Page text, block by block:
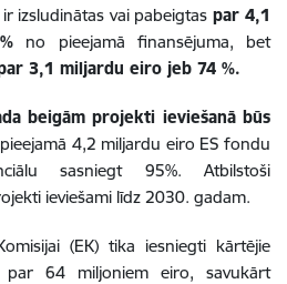
ir izsludinātas vai pabeigtas par 4,1
no pieejamā finansējuma, bet
3,1 miljardu eiro jeb 74 %.
beigām projekti ieviešanā būs
4,2 miljardu eiro ES fondu
sasniegt 95%. Atbilstoši
ieviešami līdz 2030. gadam.
(EK) tika iesniegti kārtējie
par 64 miljoniem eiro, savukārt